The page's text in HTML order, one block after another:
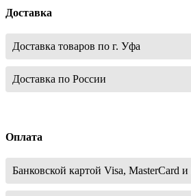
Доставка
Доставка товаров по г. Уфа
Доставка по России
Оплата
Банковской картой Visa, MasterCard и